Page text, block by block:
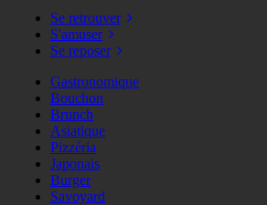
Se retrouver
S'amuser
Se reposer
Gastronomique
Bouchon
Brunch
Asiatique
Pizzéria
Japonais
Burger
Savoyard